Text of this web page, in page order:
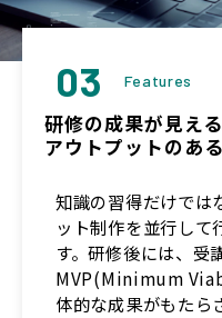
03 Features
研修の成果が見える
アウトプットのあ
知識の習得だけでは
ット制作を並行して
す。研修後には、受
MVP(Minimum
体的な成果がもたら